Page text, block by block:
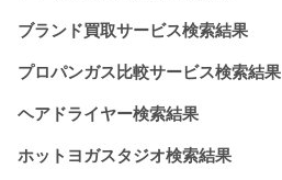
ブランド買取サービス検索結果
プロパンガス比較サービス検索結果
ヘアドライヤー検索結果
ホットヨガスタジオ検索結果